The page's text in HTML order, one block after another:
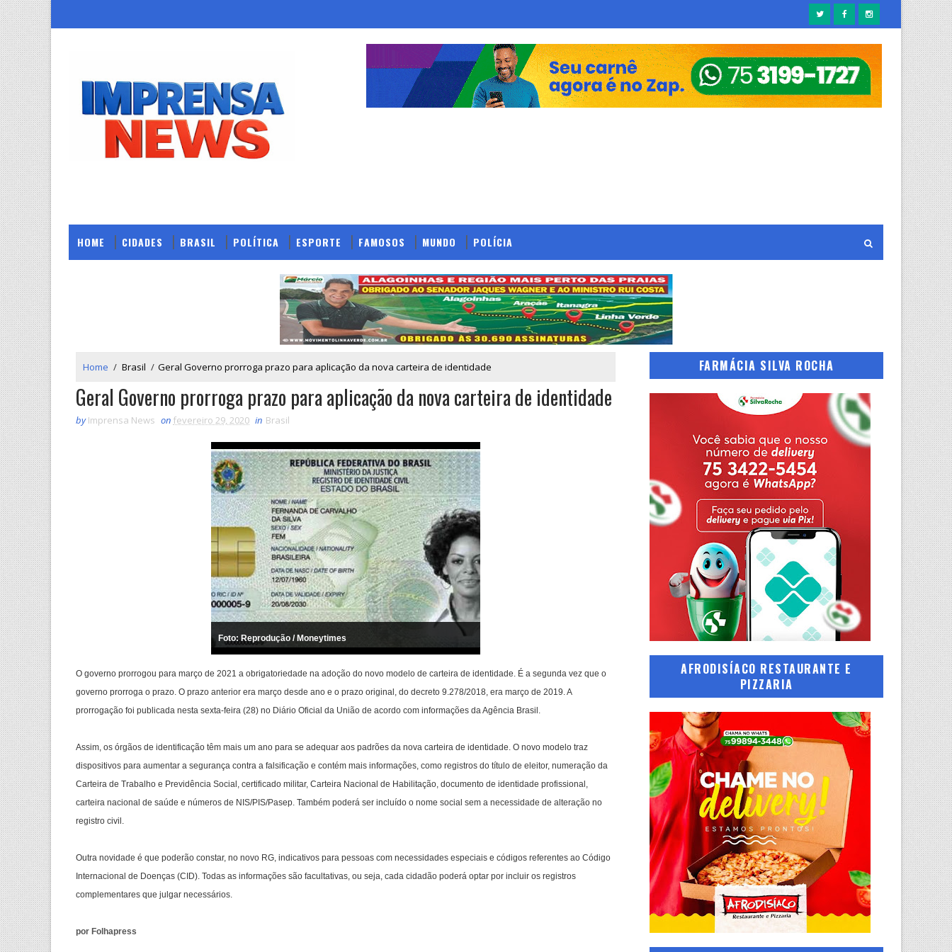
HOME CIDADES BRASIL POLÍTICA ESPORTE FAMOSOS MUNDO POLÍCIA
Home / Brasil / Geral Governo prorroga prazo para aplicação da nova carteira de identidade
Geral Governo prorroga prazo para aplicação da nova carteira de identidade
by Imprensa News on fevereiro 29, 2020 in Brasil
Foto: Reprodução / Moneytimes
O governo prorrogou para março de 2021 a obrigatoriedade na adoção do novo modelo de carteira de identidade. É a segunda vez que o
governo prorroga o prazo. O prazo anterior era março desde ano e o prazo original, do decreto 9.278/2018, era março de 2019. A
prorrogação foi publicada nesta sexta-feira (28) no Diário Oficial da União de acordo com informações da Agência Brasil.
Assim, os órgãos de identificação têm mais um ano para se adequar aos padrões da nova carteira de identidade. O novo modelo traz
dispositivos para aumentar a segurança contra a falsificação e contém mais informações, como registros do título de eleitor, numeração da
Carteira de Trabalho e Previdência Social, certificado militar, Carteira Nacional de Habilitação, documento de identidade profissional,
carteira nacional de saúde e números de NIS/PIS/Pasep. Também poderá ser incluído o nome social sem a necessidade de alteração no
registro civil.
Outra novidade é que poderão constar, no novo RG, indicativos para pessoas com necessidades especiais e códigos referentes ao Código
Internacional de Doenças (CID). Todas as informações são facultativas, ou seja, cada cidadão poderá optar por incluir os registros
complementares que julgar necessários.
por Folhapress
FARMÁCIA SILVA ROCHA
AFRODISÍACO RESTAURANTE E
PIZZARIA